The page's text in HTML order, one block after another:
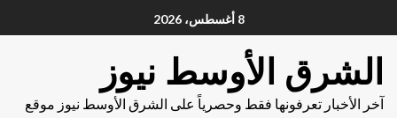
8 أغسطس، 2026
الشرق الأوسط نيوز
آخر الأخبار تعرفونها فقط وحصرياً على الشرق الأوسط نيوز موقع